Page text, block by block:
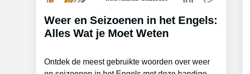
Weer en Seizoenen in het Engels:
Alles Wat je Moet Weten
Ontdek de meest gebruikte woorden over weer